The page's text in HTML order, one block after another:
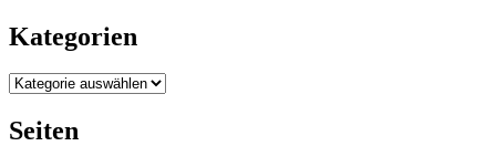
Kategorien
Kategorien
Seiten